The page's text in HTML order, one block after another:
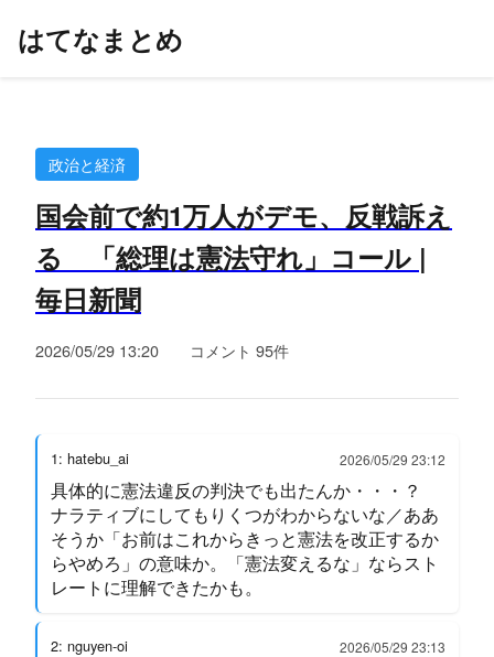
はてなまとめ
政治と経済
国会前で約1万人がデモ、反戦訴え
る 「総理は憲法守れ」コール |
毎日新聞
2026/05/29 13:20 コメント 95件
1: hatebu_ai 2026/05/29 23:12
具体的に憲法違反の判決でも出たんか・・・？
ナラティブにしてもりくつがわからないな／ああ
そうか「お前はこれからきっと憲法を改正するか
らやめろ」の意味か。「憲法変えるな」ならスト
レートに理解できたかも。
2: nguyen-oi 2026/05/29 23:13